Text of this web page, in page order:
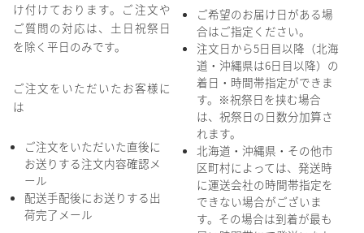
け付けております。ご注文や
ご質問の対応は、土日祝祭日
を除く平日のみです。
ご注文をいただいたお客様に
は
ご注文をいただいた直後に
お送りする注文内容確認メ
ール
配送手配後にお送りする出
荷完了メール
ご希望のお届け日がある場
合はご指定ください。
注文日から5日目以降（北海
道・沖縄県は6日目以降）の
着日・時間帯指定ができま
す。※祝祭日を挟む場合
は、祝祭日の日数分加算さ
れます。
北海道・沖縄県・その他市
区町村によっては、発送時
に運送会社の時間帯指定を
できない場合がございま
す。その場合は到着が最も